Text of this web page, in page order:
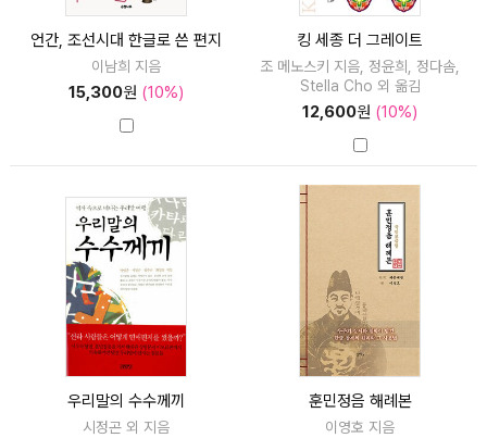
언간, 조선시대 한글로 쓴 편지
이남희 지음
15,300원 (10%)
킹 세종 더 그레이트
조 메노스키 지음, 정윤희, 정다솜,
Stella Cho 외 옮김
12,600원 (10%)
우리말의 수수께끼
시정곤 외 지음
훈민정음 해례본
이영호 지음